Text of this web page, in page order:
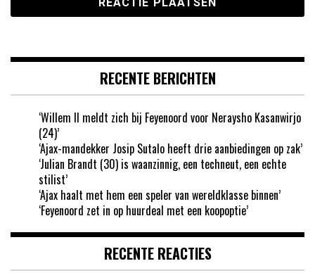
RECENTE BERICHTEN
‘Willem II meldt zich bij Feyenoord voor Neraysho Kasanwirjo
(24)’
‘Ajax-mandekker Josip Sutalo heeft drie aanbiedingen op zak’
‘Julian Brandt (30) is waanzinnig, een techneut, een echte
stilist’
‘Ajax haalt met hem een speler van wereldklasse binnen’
‘Feyenoord zet in op huurdeal met een koopoptie’
RECENTE REACTIES